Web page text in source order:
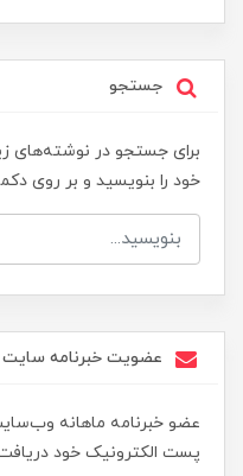
جستجو
برای جستجو در نوشته‌های
خود را بنویسید و بر روی
عضویت خبرنامه
عضو خبرنامه ماهانه
پست الکترونیک خود